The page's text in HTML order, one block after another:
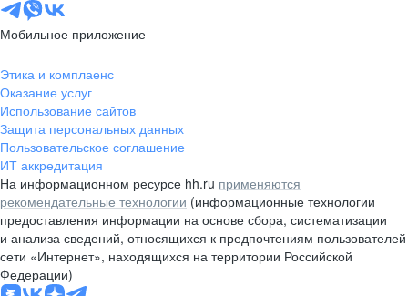
Мобильное приложение
Этика и комплаенс
Оказание услуг
Использование сайтов
Защита персональных данных
Пользовательское соглашение
ИТ аккредитация
На информационном ресурсе hh.ru применяются
рекомендательные технологии (информационные технологии
предоставления информации на основе сбора, систематизации
и анализа сведений, относящихся к предпочтениям пользователей
сети «Интернет», находящихся на территории Российской
Федерации)